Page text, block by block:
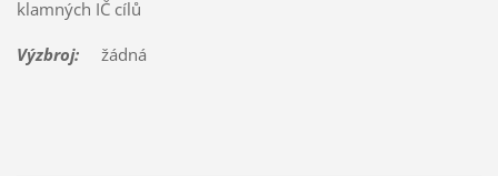
klamných IČ cílů
Výzbroj:žádná